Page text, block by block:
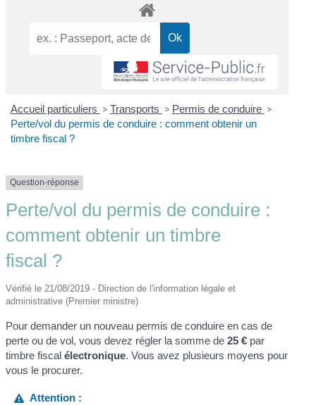
Accueil particuliers > Transports > Permis de conduire >
Perte/vol du permis de conduire : comment obtenir un
timbre fiscal ?
Question-réponse
Perte/vol du permis de conduire :
comment obtenir un timbre
fiscal ?
Vérifié le 21/08/2019 - Direction de l'information légale et
administrative (Premier ministre)
Pour demander un nouveau permis de conduire en cas de
perte ou de vol, vous devez régler la somme de25 € par
timbre fiscalélectronique. Vous avez plusieurs moyens pour
vous le procurer.
Attention :